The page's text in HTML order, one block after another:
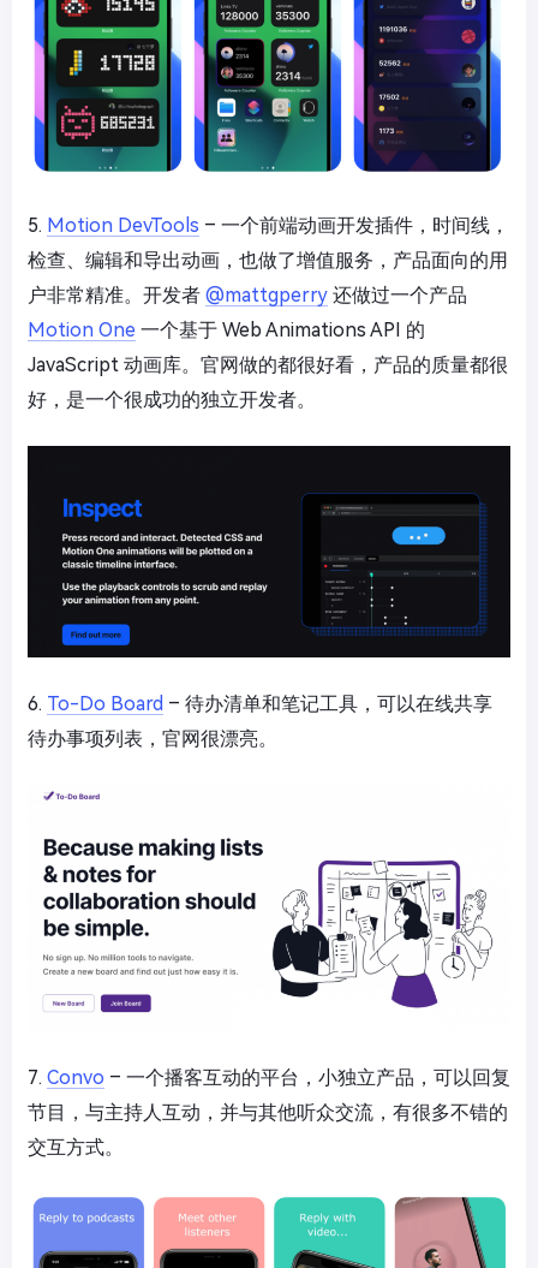
5. Motion DevTools – 一个前端动画开发插件，时间线，
检查、编辑和导出动画，也做了增值服务，产品面向的用
户非常精准。开发者 @mattgperry 还做过一个产品
Motion One 一个基于 Web Animations API 的
JavaScript 动画库。官网做的都很好看，产品的质量都很
好，是一个很成功的独立开发者。
6. To-Do Board – 待办清单和笔记工具，可以在线共享
待办事项列表，官网很漂亮。
7. Convo – 一个播客互动的平台，小独立产品，可以回复
节目，与主持人互动，并与其他听众交流，有很多不错的
交互方式。